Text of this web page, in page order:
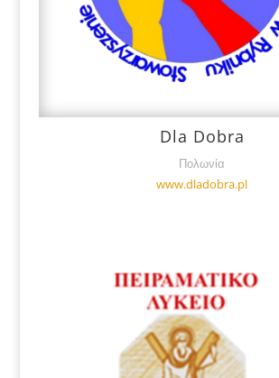
Dla Dobra
Πολωνία
www.dladobra.pl